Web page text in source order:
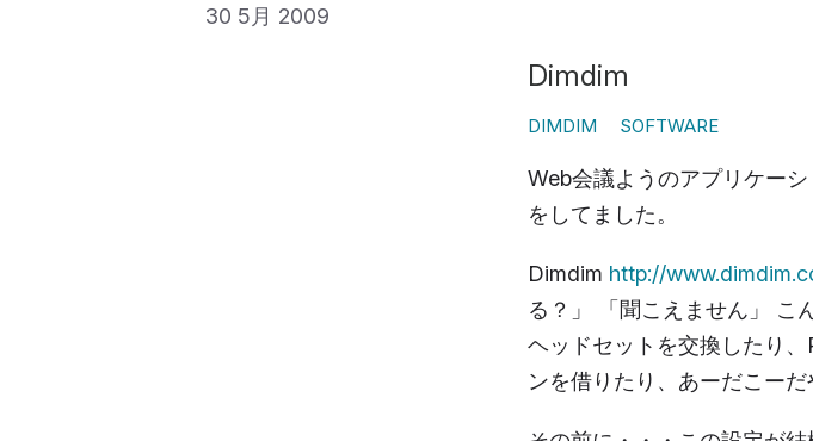
30 5月 2009
Dimdim
DIMDIM SOFTWARE
Web会議ようのアプリケー
をしてました。
Dimdim http://
る？」 「聞こえません」 こ
ヘッドセットを交換したり
ンを借りたり、あーだこー